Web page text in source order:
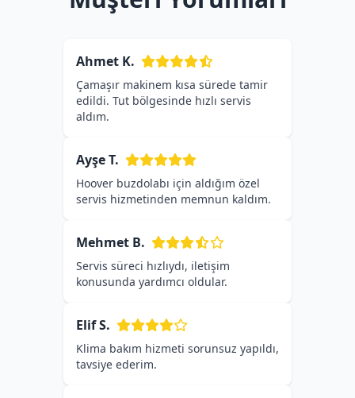
Ahmet K.
Çamaşır makinem kısa sürede tamir
edildi. Tut bölgesinde hızlı servis
aldım.
Ayşe T.
Hoover buzdolabı için aldığım özel
servis hizmetinden memnun kaldım.
Mehmet B.
Servis süreci hızlıydı, iletişim
konusunda yardımcı oldular.
Elif S.
Klima bakım hizmeti sorunsuz yapıldı,
tavsiye ederim.